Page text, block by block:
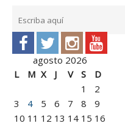
agosto 2026
L
M X J V S
D
1
2
3
4 5 6 7 8
9
10 11 12 13 14 15 16